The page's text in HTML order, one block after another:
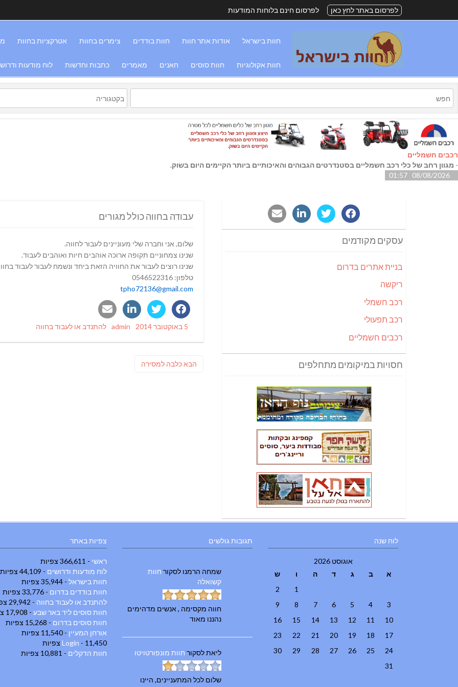
לפרסום באתר לחץ כאן לפרסום חינם בלוחות המודעות
חוות בישראל אודות אתר חוות חוות בודדים צימרים בחוות אטרקציות בחוות
חוות אקולוגיות חוות סוסים חאנים מאמרים כתבות וחדשות לוח מודעות
רכבים חשמליים
- מגוון רחב של כלי רכב חשמליים בסטנדרטים הגבוהים והאיכותיים ביותר הקיימים היום בשוק.
08/08/2026 01:57
עבודה בחווה כולל מגורים
שלום, אני וחברה שלי מעוניינים לעבור לחווה.
שנינו צמחוניים תקופה ארוכה אוהבים חיות ואוהבים לעבוד.
שנינו רוצים לעבור את החוויה הזאת ביחד ונשמח לעבור לעבוד
טלפון: 0546522316
tpho72136@gmail.com
Posted
5 באוקטובר 2014 Author
admin
Categories
להתנדב או לעבוד בחווה
הבאפוסט
כלבה למסירה
עסקים מקודמים
בניית אתרים בדרום
ריקשה
רכב חשמלי
רכב תפעולי
רכבים חשמליים
חסויות במיקומים מתחלפים
צפיות באתר
ראשי - 366,611 צפיות
לוח מודעות ודרושים - 44,109 צפיות
חוות בישראל - 35,944 צפיות
חוות בודדים בדרום - 33,776 צפיות
להתנדב או לעבוד בחווה - 29,942 צפיות
חוות סוסים ליד באר שבע - 17,908 צפיות
חוות סוסים בדרום - 15,268 צפיות
אורחן המעיין - 11,540 צפיות
Login - 11,450 צפיות
חוות הדקלים - 10,881 צפיות
תגובות גולשים
שמחה הרמנו לסקור חוות
קשואלה
חווה מקסימה , אנשים מדהימים
נהננו מאוד
ליאתלסקור חוות מונפורטויטו
שלום לכל המתעניינים, היינו
לוח שנה
אוגוסט 2026
א
ב ג ד ה ו
ש
1
2
3
4
5
6
7
8
9
10
11
12
13
14
15
16
17
18
19
20
21
22
23
24
25
26
27
28
29
30
31